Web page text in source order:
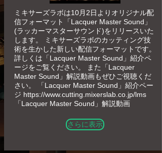
ミキサーズラボは10月2日よりオリジナル配
信フォーマット「Lacquer Master Sound」
(ラッカーマスターサウンド)をリリースいた
します。 ミキサーズラボのカッティング技
術を生かした新しい配信フォーマットです。
詳しくは「Lacquer Master Sound」紹介ペ
ージをご覧ください。 また「Lacquer
Master Sound」解説動画もぜひご視聴くだ
さい。 「Lacquer Master Sound」紹介ペー
ジ https://www.cutting.mixerslab.co.jp/lms
「Lacquer Master Sound」解説動画
さらに表示